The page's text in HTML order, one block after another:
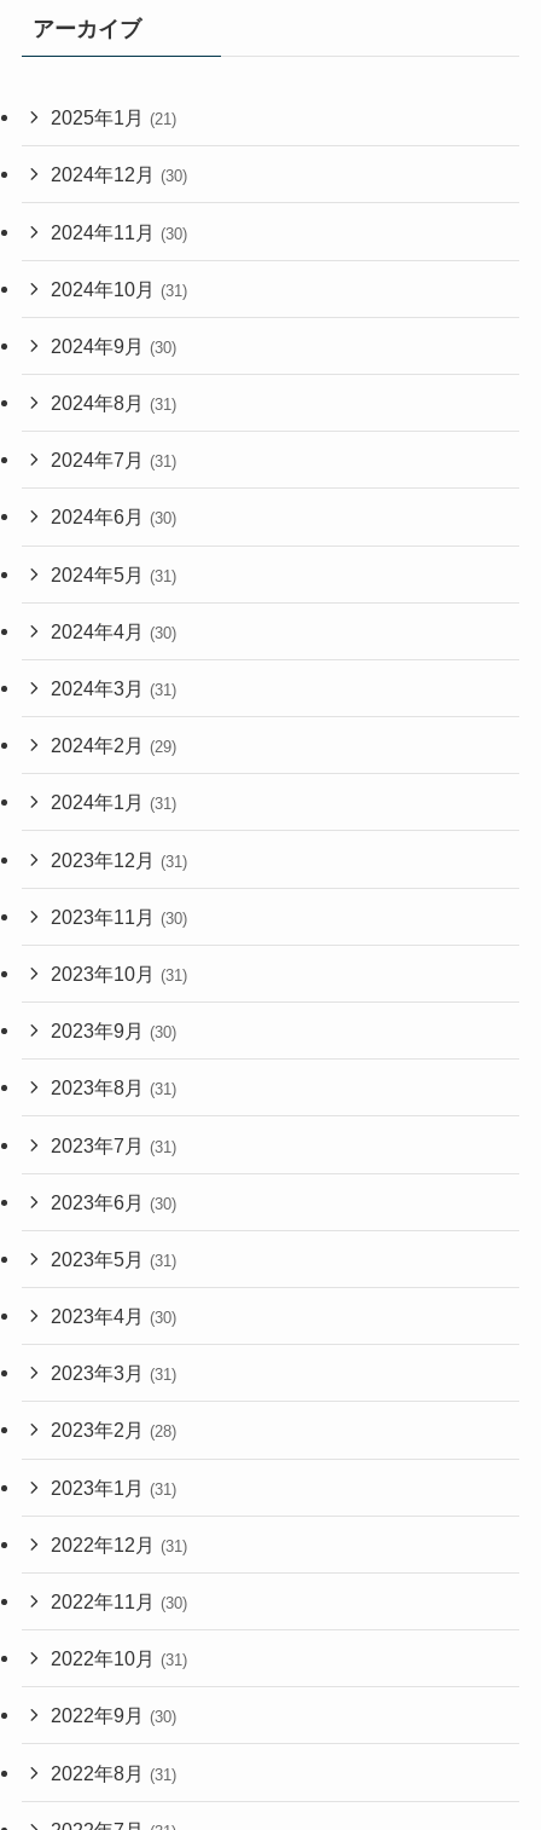
アーカイブ
2025年1月 (21)
2024年12月 (30)
2024年11月 (30)
2024年10月 (31)
2024年9月 (30)
2024年8月 (31)
2024年7月 (31)
2024年6月 (30)
2024年5月 (31)
2024年4月 (30)
2024年3月 (31)
2024年2月 (29)
2024年1月 (31)
2023年12月 (31)
2023年11月 (30)
2023年10月 (31)
2023年9月 (30)
2023年8月 (31)
2023年7月 (31)
2023年6月 (30)
2023年5月 (31)
2023年4月 (30)
2023年3月 (31)
2023年2月 (28)
2023年1月 (31)
2022年12月 (31)
2022年11月 (30)
2022年10月 (31)
2022年9月 (30)
2022年8月 (31)